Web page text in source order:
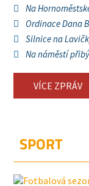
Na
Ordinace Dana
Silnice na
Na náměstí
VÍCE ZPRÁV
SPORT